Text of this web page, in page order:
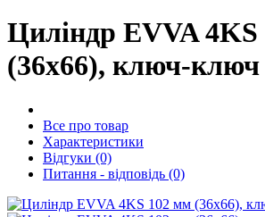
Циліндр EVVA
(36x66), ключ-ключ
Все про товар
Характеристики
Відгуки (0)
Питання - відповідь (0)